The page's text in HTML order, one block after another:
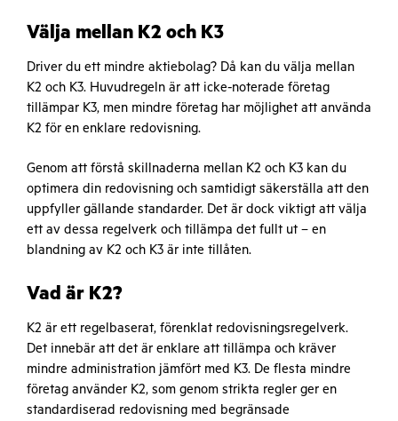
Välja mellan K2 och K3
Driver du ett mindre aktiebolag? Då kan du välja mellan
K2 och K3. Huvudregeln är att icke-noterade företag
tillämpar K3, men mindre företag har möjlighet att använda
K2 för en enklare redovisning.
Genom att förstå skillnaderna mellan K2 och K3 kan du
optimera din redovisning och samtidigt säkerställa att den
uppfyller gällande standarder. Det är dock viktigt att välja
ett av dessa regelverk och tillämpa det fullt ut – en
blandning av K2 och K3 är inte tillåten.
Vad är K2?
K2 är ett regelbaserat, förenklat redovisningsregelverk.
Det innebär att det är enklare att tillämpa och kräver
mindre administration jämfört med K3. De flesta mindre
företag använder K2, som genom strikta regler ger en
standardiserad redovisning med begränsade